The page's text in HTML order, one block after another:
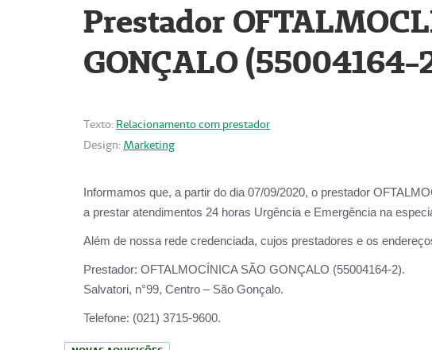
Prestador
GONÇALO (55004164-
Texto: Relacionamento com prestador
Design: Marketing
Informamos que, a partir do dia 07/09/2020, o prestador
a prestar atendimentos 24 horas Urgência e Emergência na
Além de nossa rede credenciada, cujos prestadores e os
Prestador: OFTALMOCÍNICA SÃO
Salvatori, n°99, Centro – São Gonçalo.
Telefone: (021) 3715-9600.